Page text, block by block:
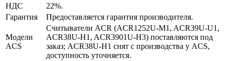
НДС
22%.
Гарантия
Предоставляется гарантия производителя.
Модели
ACS
Считыватели ACR (ACR1252U-M1, ACR39U-U1,
ACR38U-H1, ACR3901U-H3) поставляются под
заказ; ACR38U-H1 снят с производства у ACS,
доступность уточняется.